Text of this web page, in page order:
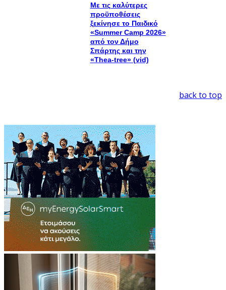
Με τις καλύτερες
προϋποθέσεις
ξεκίνησε το Παιδικό
«Summer Camp 2026»
από τον Δήμο
Σπάρτης και την
«Thea-tree» (vid)
back to top